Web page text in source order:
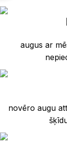
augus ar
novēro augu